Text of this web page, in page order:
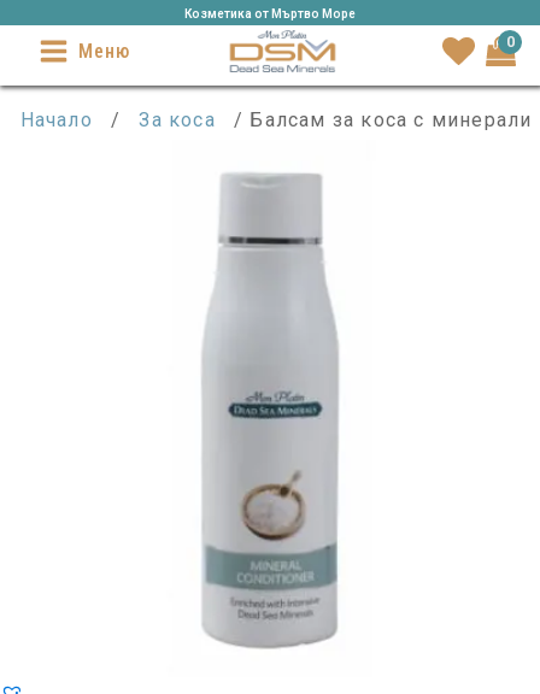
Козметика от Mъртво Море
Меню 0
Начало / За коса / Балсам за коса с минерали